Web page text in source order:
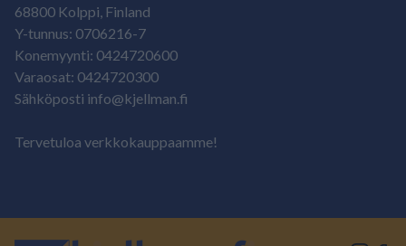
68800 Kolppi, Finland
Y-tunnus: 0706216-7
Konemyynti: 0424720600
Varaosat: 0424720300
Sähköposti info@kjellman.fi
Tervetuloa verkkokauppaamme!